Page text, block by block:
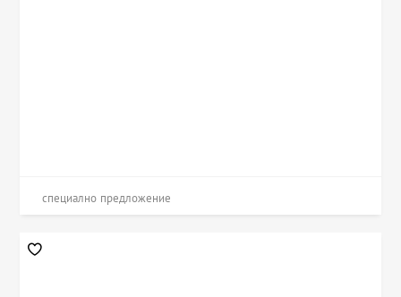
специално предложение